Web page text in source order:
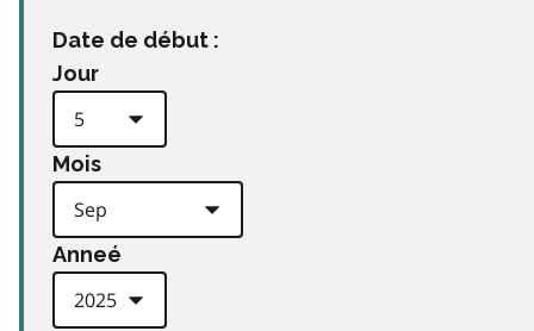
Date de début :
Jour
Mois
Anneé